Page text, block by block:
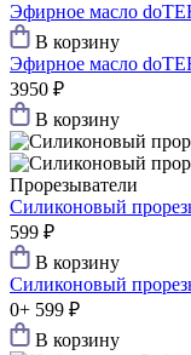
Эфирное масло
В корзину
Эфирное масло
3950 ₽
В корзину
Прорезыватели
Силиконовый
599 ₽
В корзину
Силиконовый
0+ 599 ₽
В корзину